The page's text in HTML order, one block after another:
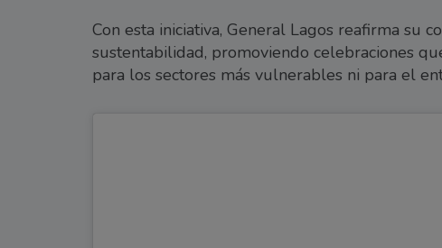
Con esta iniciativa, General Lagos reafirma su
sustentabilidad, promoviendo celebraciones
para los sectores más vulnerables ni para el